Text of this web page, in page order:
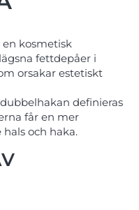
kosmetisk
fettdepåer i
orsakar estetiskt
definieras
får en mer
och haka.